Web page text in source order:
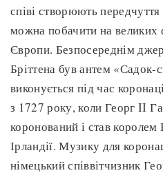
співі створюють
можна побачити на великих
Європи. Безпосереднім
Бріттена був антем
виконується під час
з 1727 року, коли Георг II
коронований і став королем
Ірландії. Музику для
німецький співвітчизник